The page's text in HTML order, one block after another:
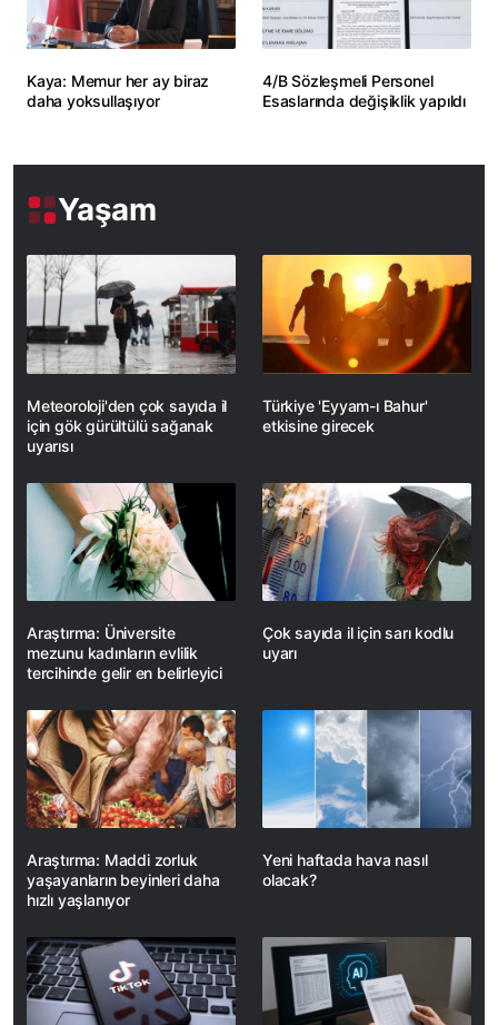
Kaya: Memur her ay biraz
daha yoksullaşıyor
4/B Sözleşmeli Personel
Esaslarında değişiklik yapıldı
Yaşam
Meteoroloji'den çok sayıda il
için gök gürültülü sağanak
uyarısı
Türkiye 'Eyyam-ı Bahur'
etkisine girecek
Araştırma: Üniversite
mezunu kadınların evlilik
tercihinde gelir en belirleyici
Çok sayıda il için sarı kodlu
uyarı
Araştırma: Maddi zorluk
yaşayanların beyinleri daha
hızlı yaşlanıyor
Yeni haftada hava nasıl
olacak?